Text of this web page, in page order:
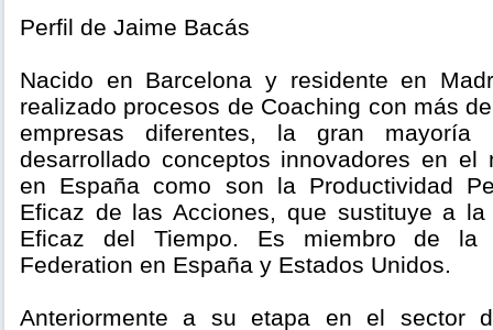
Perfil de Jaime Bacás
Nacido en Barcelona y residente en
realizado procesos de Coaching con más
empresas diferentes, la gran mayoría
desarrollado conceptos innovadores en el
en España como son la Productividad
Eficaz de las Acciones, que sustituye a
Eficaz del Tiempo. Es miembro de la
Federation en España y Estados Unidos.
Anteriormente a su etapa en el sector